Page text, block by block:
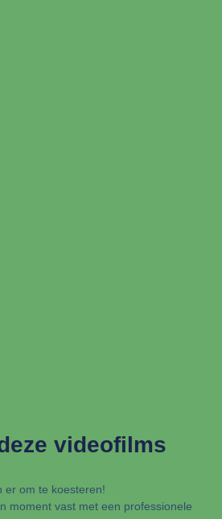
videofilms
er om te koesteren!
moment vast met een professionele